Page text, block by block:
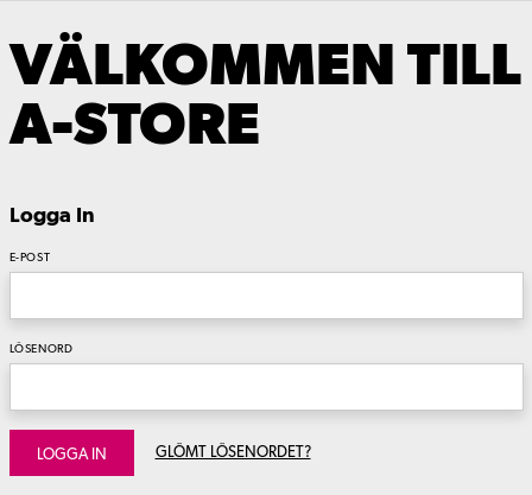
VÄLKOMMEN TILL
A-STORE
Logga In
E-POST
LÖSENORD
LOGGA IN GLÖMT LÖSENORDET?